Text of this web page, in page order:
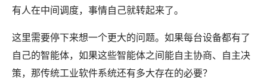
有人在中间调度，事情自己就转起来了。
这里需要停下来想一个更大的问题。如果每台设备都有了
自己的智能体，如果这些智能体之间能自主协商、自主决
策，那传统工业软件系统还有多大存在的必要？